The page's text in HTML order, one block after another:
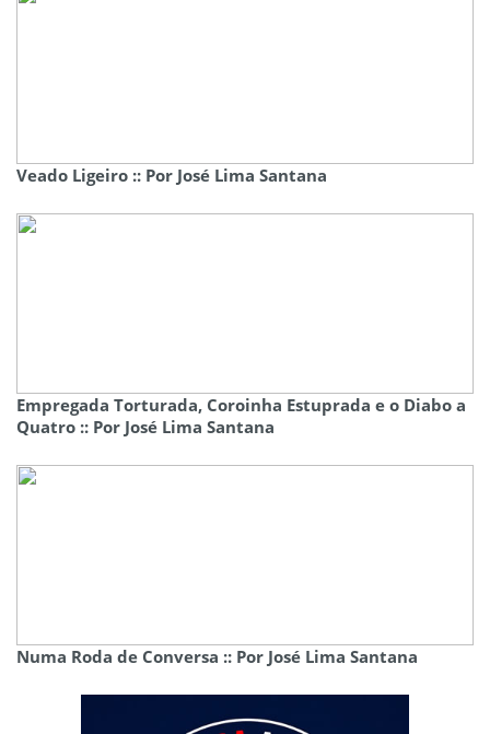
Veado Ligeiro :: Por José Lima Santana
Empregada Torturada, Coroinha Estuprada e o Diabo a
Quatro :: Por José Lima Santana
Numa Roda de Conversa :: Por José Lima Santana